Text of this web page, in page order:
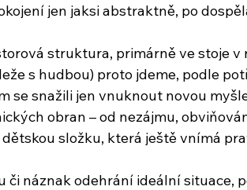
jen jaksi abstraktně, po
struktura, primárně ve stoje v
s hudbou) proto jdeme, podle
se snažili jen vnuknout novou
obran – od nezájmu,
složku, která ještě vnímá
či náznak odehrání ideální situace,